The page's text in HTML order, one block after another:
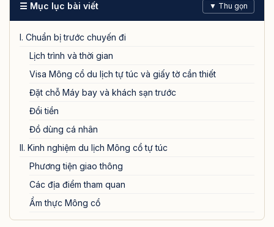
Tư vấn ngay qua Zalo
☰ Mục lục bài viết ▼ Thu gọn
I. Chuẩn bị trước chuyến đi
Lịch trình và thời gian
Visa Mông cổ du lịch tự túc và giấy tờ cần thiết
Đặt chỗ Máy bay và khách sạn trước
Đổi tiền
Đồ dùng cá nhân
II. Kinh nghiệm du lịch Mông cổ tự túc
Phương tiện giao thông
Các địa điểm tham quan
Ẩm thực Mông cổ
Biện pháp an toàn khi du lịch tự túc